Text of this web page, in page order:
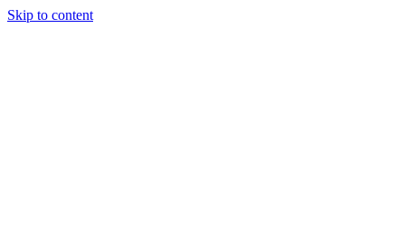
Skip to content